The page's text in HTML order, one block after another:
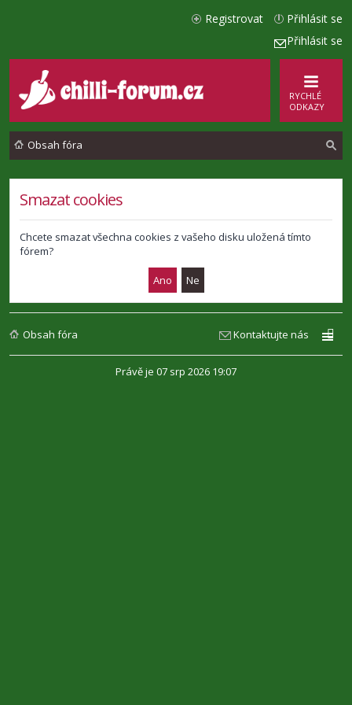
Přihlásit se
Přihlásit se
Registrovat
RYCHLÉ
ODKAZY
Obsah fóra
Smazat cookies
Chcete smazat všechna cookies z vašeho disku uložená tímto
fórem?
Obsah fóra Kontaktujte nás
Právě je 07 srp 2026 19:07